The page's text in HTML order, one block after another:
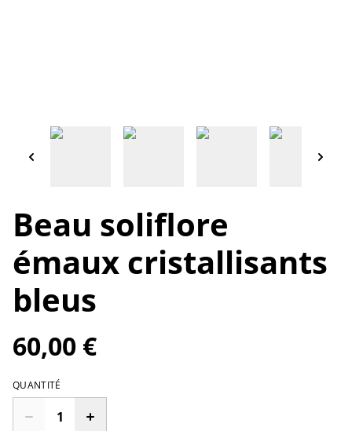
Beau soliflore
émaux cristallisants
bleus
60,00 €
QUANTITÉ